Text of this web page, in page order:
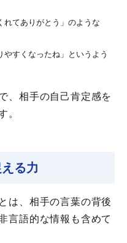
れてありがとう」のような
すくなったね」というよう
、相手の自己肯定感を
。
る力
は、相手の言葉の背後
言語的な情報も含めて